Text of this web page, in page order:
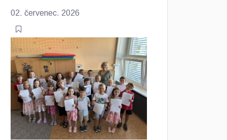
02. červenec. 2026